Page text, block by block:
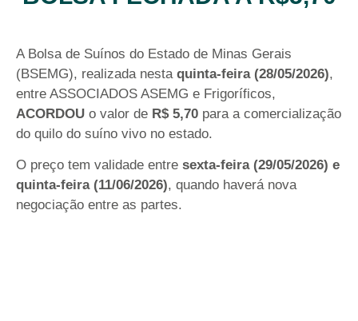
A Bolsa de Suínos do Estado de Minas Gerais
(BSEMG), realizada nesta quinta-feira (28/05/2026),
entre ASSOCIADOS ASEMG e Frigoríficos,
ACORDOU o valor de R$ 5,70 para a comercialização
do quilo do suíno vivo no estado.
O preço tem validade entre sexta-feira (29/05/2026) e
quinta-feira (11/06/2026), quando haverá nova
negociação entre as partes.